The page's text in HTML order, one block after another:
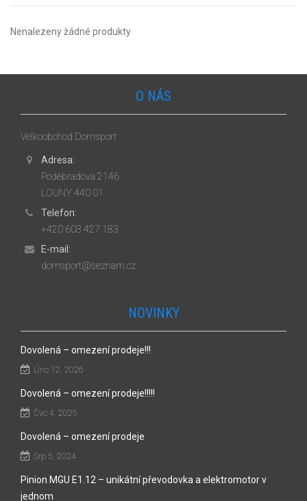
Nenalezeny žádné produkty
O NÁS
Velkoobchod Dornsport
Adresa:
Poděbradova 2146
LOUNY 440 01
Telefon:
+420 603 427 183
E-mail:
dornsport@seznam.cz
NOVINKY
Dovolená – omezení prodeje!!!
Úno 12, 2026
Dovolená – omezení prodeje!!!!!
Čvc 4, 2025
Dovolená – omezení prodeje
Srp 5, 2024
Pinion MGU E1.12 – unikátní převodovka a elektromotor v
jednom